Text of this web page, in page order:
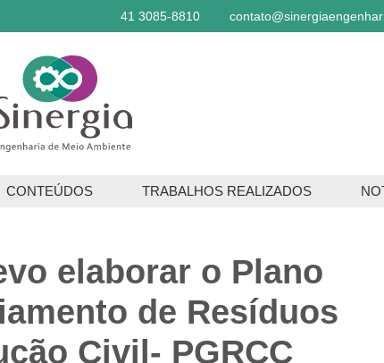
41 3085-8810
CONTEÚDOS TRABALHOS REALIZADOS
elaborar o Plano
de Resíduos
Civil- PGRCC